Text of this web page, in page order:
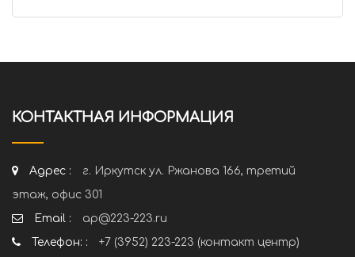
КОНТАКТНАЯ ИНФОРМАЦИЯ
Адрес :
г. Иркутск ул. Ржанова 166, третий
этаж, офис 301
Email :
ap@223-223.ru
Телефон: :
+7 (3952) 223-223 (контакт центр)